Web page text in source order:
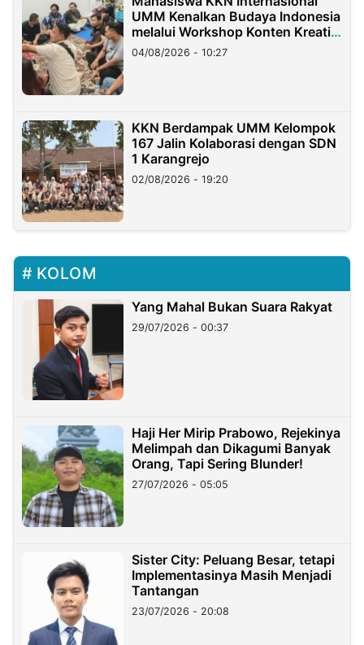
UMM Kenalkan Budaya Indonesia
melalui Workshop Konten Kreatif
di Taiwan
04/08/2026 - 10:27
KKN Berdampak UMM Kelompok
167 Jalin Kolaborasi dengan SDN
1 Karangrejo
02/08/2026 - 19:20
KOLOM
Yang Mahal Bukan Suara Rakyat
29/07/2026 - 00:37
Haji Her Mirip Prabowo, Rejekinya
Melimpah dan Dikagumi Banyak
Orang, Tapi Sering Blunder!
27/07/2026 - 05:05
Sister City: Peluang Besar, tetapi
Implementasinya Masih Menjadi
Tantangan
23/07/2026 - 20:08